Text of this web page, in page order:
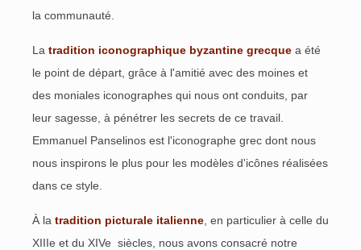
la communauté.
La tradition iconographique byzantine grecque a été
le point de départ, grâce à l'amitié avec des moines et
des moniales iconographes qui nous ont conduits, par
leur sagesse, à pénétrer les secrets de ce travail.
Emmanuel Panselinos est l'iconographe grec dont nous
nous inspirons le plus pour les modèles d'icônes réalisées
dans ce style.
À la tradition picturale italienne , en particulier à celle du
XIIIe et du XIVe siècles, nous avons consacré notre